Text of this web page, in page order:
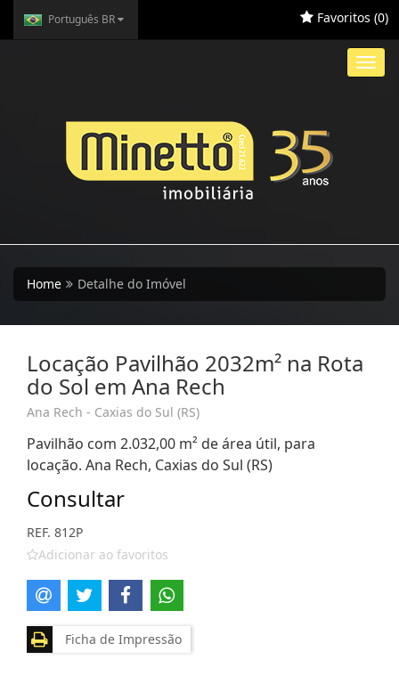
Português BR Favoritos (0)
Home Detalhe do Imóvel
Locação Pavilhão 2032m² na Rota
do Sol em Ana Rech
Ana Rech - Caxias do Sul (RS)
Pavilhão com 2.032,00 m² de área útil, para
locação. Ana Rech, Caxias do Sul (RS)
Consultar
REF. 812P
Adicionar ao favoritos
Ficha de Impressão